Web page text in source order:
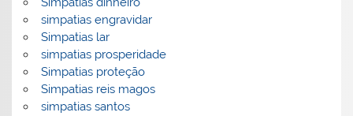
simpatias engravidar
Simpatias lar
simpatias prosperidade
Simpatias proteção
Simpatias reis magos
simpatias santos